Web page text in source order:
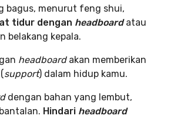
bagus, menurut feng shui,
tidur dengan headboardatau
belakang kepala.
headboardakan memberikan
support) dalam hidup kamu.
dengan bahan yang lembut,
Hindari headboard